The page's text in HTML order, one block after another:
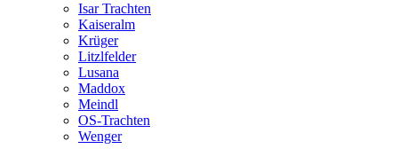
Isar Trachten
Kaiseralm
Krüger
Litzlfelder
Lusana
Maddox
Meindl
OS-Trachten
Wenger